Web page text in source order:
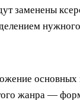
заменены
жанра —